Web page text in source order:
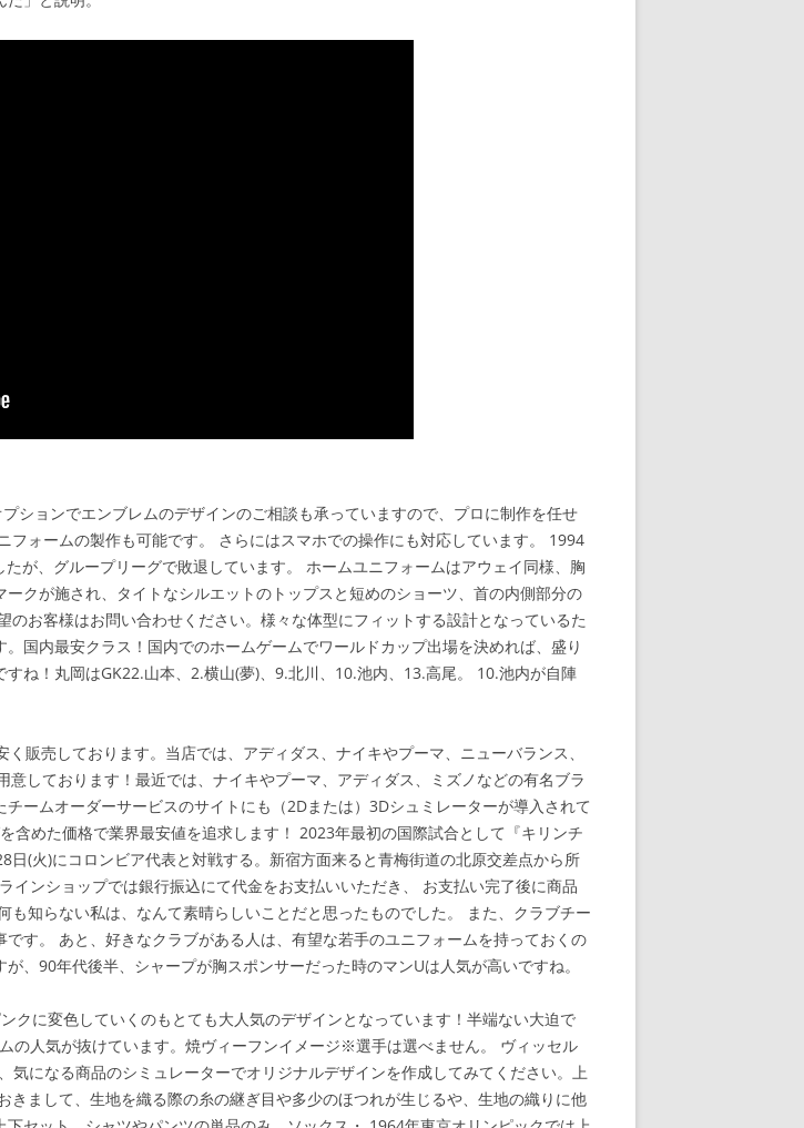
ションでエンブレムのデザインのご相談も承っていますので、プロに制作を任せ
ォームの製作も可能です。 さらにはスマホでの操作にも対応しています。 1994
が、グループリーグで敗退しています。 ホームユニフォームはアウェイ同様、胸
クが施され、タイトなシルエットのトップスと短めのショーツ、首の内側部分の
お客様はお問い合わせください。様々な体型にフィットする設計となっているた
国内最安クラス！国内でのホームゲームでワールドカップ出場を決めれば、盛り
ね！丸岡はGK22.山本、2.横山(夢)、9.北川、10.池内、13.高尾。 10.池内が自陣
販売しております。当店では、アディダス、ナイキやプーマ、ニューバランス、
しております！最近では、ナイキやプーマ、アディダス、ミズノなどの有名ブラ
ームオーダーサービスのサイトにも（2Dまたは）3Dシュミレーターが導入されて
めた価格で業界最安値を追求します！ 2023年最初の国際試合として『キリンチ
(火)にコロンビア代表と対戦する。新宿方面来ると青梅街道の北原交差点から所
ンショップでは銀行振込にて代金をお支払いいただき、 お支払い完了後に商品
知らない私は、なんて素晴らしいことだと思ったものでした。 また、クラブチー
す。 あと、好きなクラブがある人は、有望な若手のユニフォームを持っておくの
、90年代後半、シャープが胸スポンサーだった時のマンUは人気が高いですね。
クに変色していくのもとても大人気のデザインとなっています！半端ない大迫で
の人気が抜けています。焼ヴィーフンイメージ※選手は選べません。 ヴィッセル
になる商品のシミュレーターでオリジナルデザインを作成してみてください。上
まして、生地を織る際の糸の継ぎ目や多少のほつれが生じるや、生地の織りに他